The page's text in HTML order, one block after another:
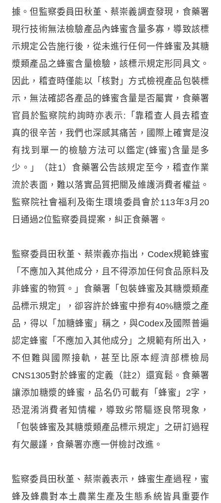
據。但監察委員田秋堇、蔡崇義調查發現，食藥署
現行技術無法檢驗產品內蜂蜜含量多寡，導致該標
示規定公告施行後，從未進行任何一件蜂蜜及其糖
漿類產品之蜂蜜含量檢驗，該標示規定形同具文。
因此，稽查時僅能以「核對」方式檢視產品包裝標
示，無法確認各產品的蜂蜜含量是否屬實，食藥署
官員於監察院約詢時亦表示:「靠稽查人員去稽查
真的很辛苦，我們也深感其痛苦，國際上確實是沒
有找到單一的檢驗方法可以鑑定(蜂蜜)含量是多
少。」（註1）食藥署公告該規定至今，稽查作業
流於表面，難以落實品質把關及維護消費者權益。
監察院社會福利及衛生環境委員會於113年3月20
日通過2位監察委員提案，糾正食藥署。
監察委員田秋堇、蔡崇義亦指出，Codex規範蜂蜜
「不應加入其他成分，且不得添加任何食品原料及
非蜂蜜的物質。」食藥署「包裝蜂蜜及其糖漿類產
品標示規定」，卻容許於蜂蜜中摻有40%糖漿之產
品，得以「加糖蜂蜜」稱之，與Codex及國際普遍
認定蜂蜜「不應加入其他成分」之規範有所出入，
不但難與國際接軌，甚至比原本經濟部標檢局
CNS1305對於蜂蜜的定義（註2）還寬鬆。食藥署
讓添加糖漿的蜂蜜，品名仍可載有「蜂蜜」2字，
恐混淆消費者知情權，導致劣幣驅逐良幣現象，
「包裝蜂蜜及其糖漿類產品標示規定」之研訂過程
有欠嚴謹，食藥署亦應一併檢討改進。
監察委員田秋堇、蔡崇義表示，蜂蜜生產過程，蜜
蜂及蜂農對本土農業生產及生態系統皆具重要作